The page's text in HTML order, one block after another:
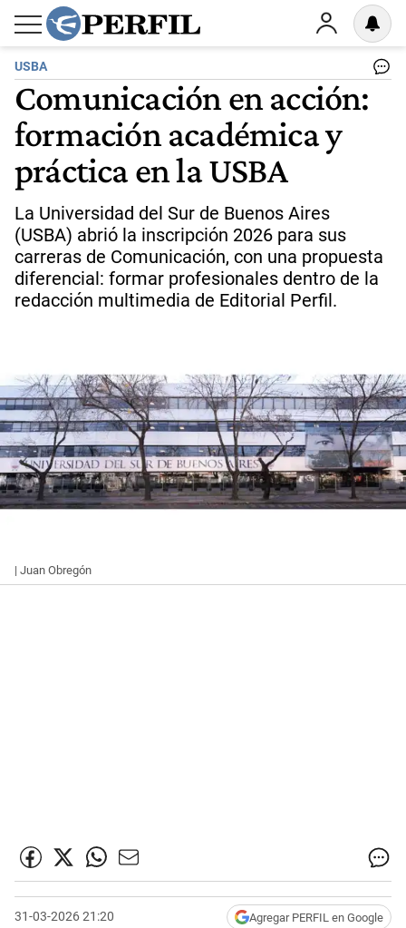
USBA
Comunicación en acción:
formación académica y
práctica en la USBA
La Universidad del Sur de Buenos Aires
(USBA) abrió la inscripción 2026 para sus
carreras de Comunicación, con una propuesta
diferencial: formar profesionales dentro de la
redacción multimedia de Editorial Perfil.
| Juan Obregón
31-03-2026 21:20 Agregar PERFIL en Google